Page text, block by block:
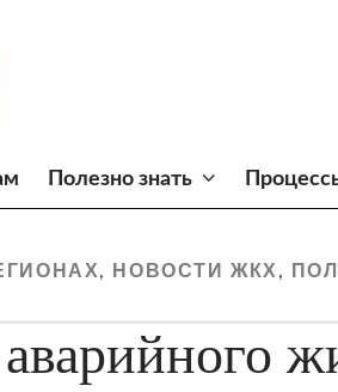
Полезно знать
, НОВОСТИ ЖКХ ,